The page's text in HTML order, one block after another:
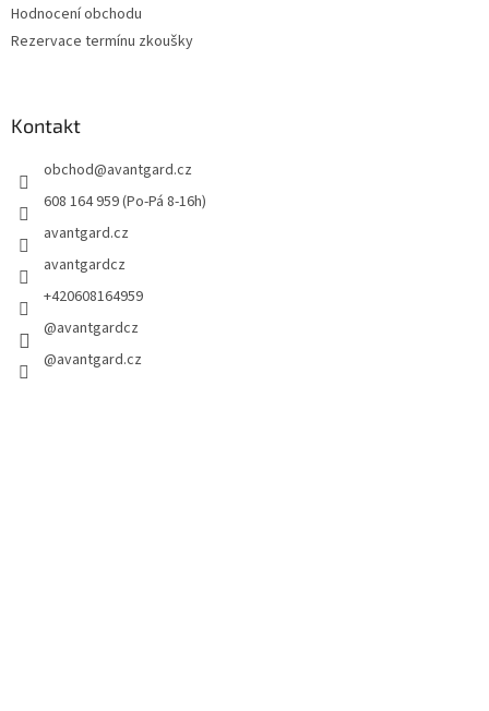
Hodnocení obchodu
Rezervace termínu zkoušky
Kontakt
obchod@avantgard.cz
608 164 959 (Po-Pá 8-16h)
avantgard.cz
avantgardcz
+420608164959
@avantgardcz
@avantgard.cz